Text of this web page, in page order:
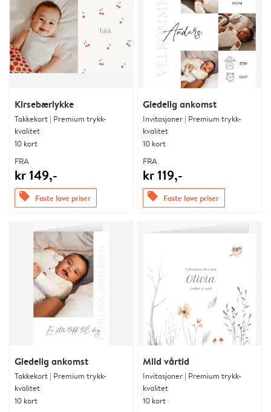
Kirsebærlykke
Takkekort | Premium trykk-
kvalitet
10 kort
FRA
kr 149,-
offers Faste lave priser
Gledelig ankomst
Invitasjoner | Premium trykk-
kvalitet
10 kort
FRA
kr 119,-
offers Faste lave priser
Gledelig ankomst
Takkekort | Premium trykk-
kvalitet
10 kort
Mild vårtid
Invitasjoner | Premium trykk-
kvalitet
10 kort